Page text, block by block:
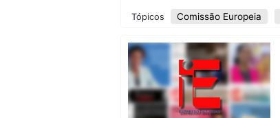
Tópicos Comissão Europeia